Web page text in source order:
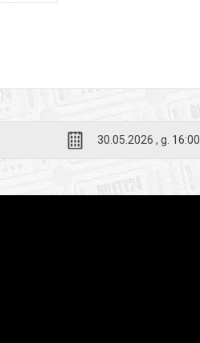
30.05.2026 , g. 16:00